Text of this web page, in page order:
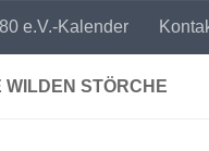
e.V.-Kalender
WILDEN STÖRCHE